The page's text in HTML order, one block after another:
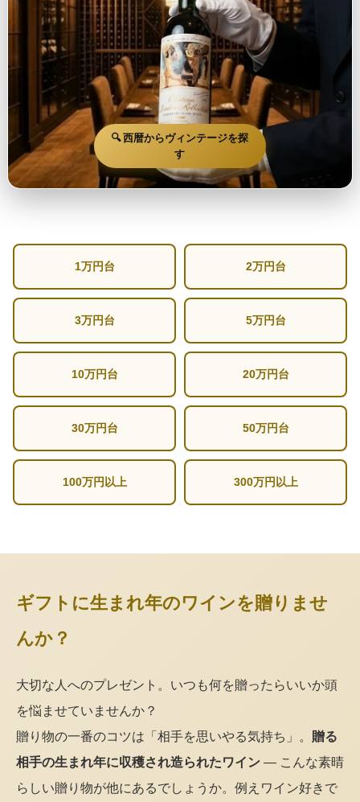
🔍 西暦からヴィンテージを探
す
1万円台 2万円台
3万円台 5万円台
10万円台 20万円台
30万円台 50万円台
100万円以上 300万円以上
ギフトに生まれ年のワインを贈りませ
んか？
大切な人へのプレゼント。いつも何を贈ったらいいか頭
を悩ませていませんか？
贈り物の一番のコツは「相手を思いやる気持ち」。 贈る
相手の生まれ年に収穫され造られたワイン — こんな素晴
らしい贈り物が他にあるでしょうか。例えワイン好きで